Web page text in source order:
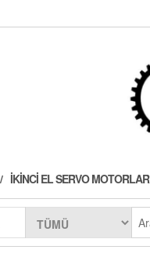
İKINCI EL SERVO MOTORLAR